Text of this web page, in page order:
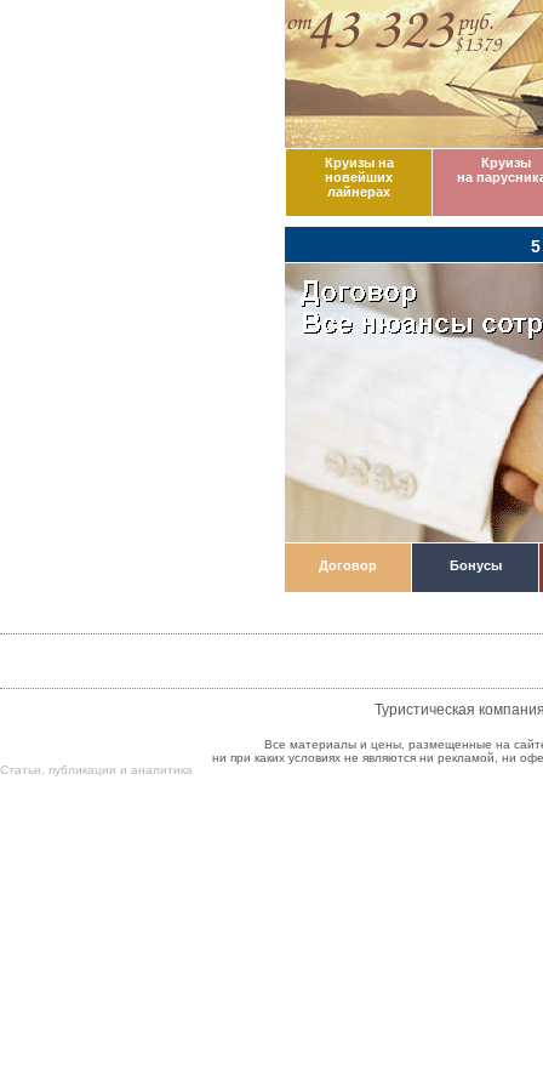
Круизы на
новейших
лайнерах
Круизы
на
Договор Бонусы
Туристическая
Все материалы и цены, размещенные на
ни при каких условиях не являются ни рекламой, ни
Cтатьи
публикации и аналитика